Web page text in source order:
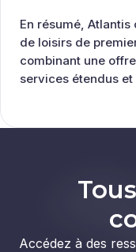
En résumé,
de loisirs de
combinant une
services étendus
Accédez à des